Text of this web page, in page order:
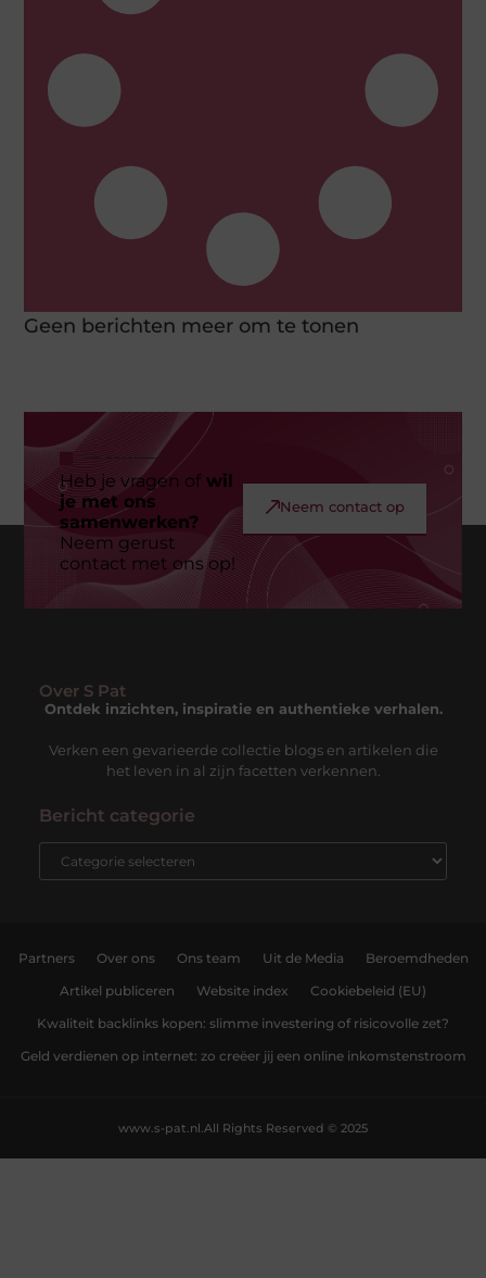
Geen berichten meer om te tonen
Heb je vragen ofwil
je met ons
samenwerken?
Neem gerust
contact met ons op!
Neem contact op
Over S Pat
Ontdek inzichten, inspiratie en authentieke verhalen.
Verken een gevarieerde collectie blogs en artikelen die
het leven in al zijn facetten verkennen.
Bericht categorie
Partners Over ons Ons team Uit de Media Beroemdheden
Artikel publiceren Website index Cookiebeleid (EU)
Kwaliteit backlinks kopen: slimme investering of risicovolle zet?
Geld verdienen op internet: zo creëer jij een online inkomstenstroom
All Rights Reserved © 2025
www.s-pat.nl.